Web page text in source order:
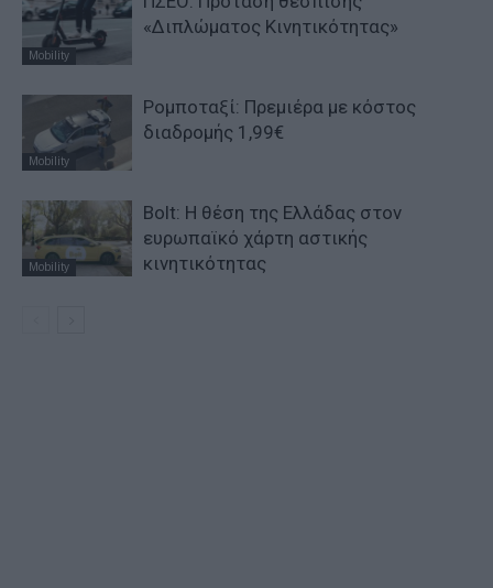
Mobility
«Διπλώματος Κινητικότητας»
Mobility
Ρομποταξί: Πρεμιέρα με κόστος
διαδρομής 1,99€
Mobility
Bolt: Η θέση της Ελλάδας στον
ευρωπαϊκό χάρτη αστικής
κινητικότητας